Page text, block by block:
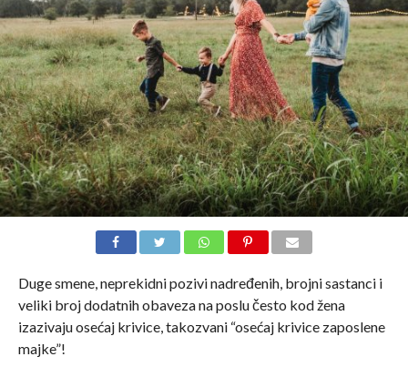
Duge smene, neprekidni pozivi nadređenih, brojni sastanci i
veliki broj dodatnih obaveza na poslu često kod žena
izazivaju osećaj krivice, takozvani “osećaj krivice zaposlene
majke”!